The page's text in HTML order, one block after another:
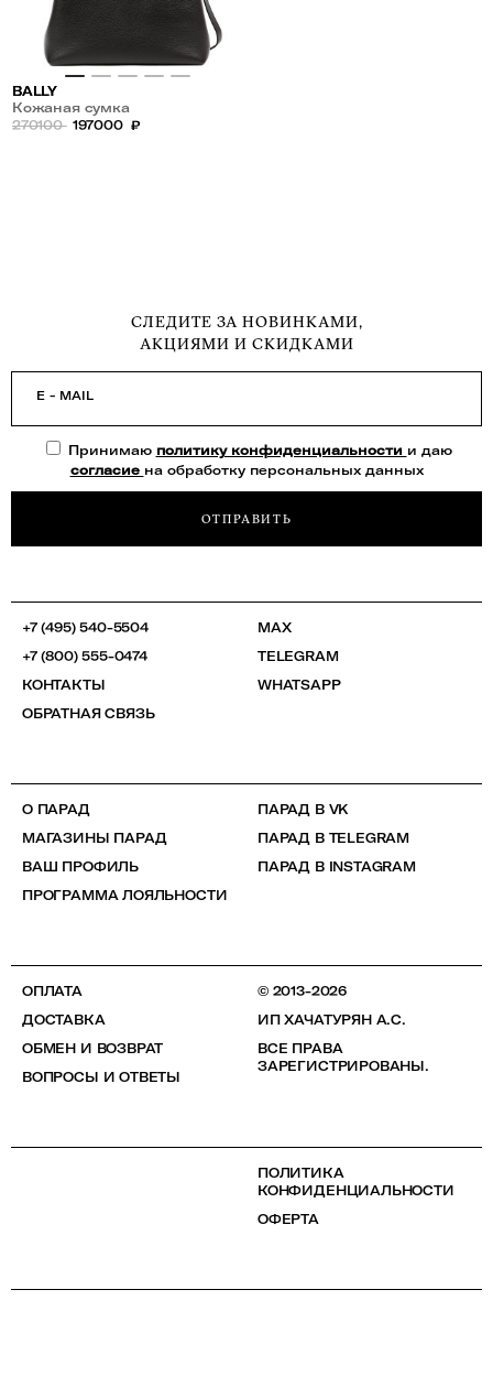
BALLY
Кожаная сумка
270100 197000 ₽
СЛЕДИТЕ ЗА НОВИНКАМИ,
АКЦИЯМИ И СКИДКАМИ
E - MAIL
Принимаю политику конфиденциальности и даю
согласие на обработку персональных данных
ОТПРАВИТЬ
+7 (495) 540-5504
+7 (800) 555-0474
КОНТАКТЫ
ОБРАТНАЯ СВЯЗЬ
MAX
TELEGRAM
WHATSAPP
О ПАРАД
МАГАЗИНЫ ПАРАД
ВАШ ПРОФИЛЬ
ПРОГРАММА ЛОЯЛЬНОСТИ
ПАРАД В VK
ПАРАД В TELEGRAM
ПАРАД В INSTAGRAM
ОПЛАТА
ДОСТАВКА
ОБМЕН И ВОЗВРАТ
ВОПРОСЫ И ОТВЕТЫ
© 2013-2026
ИП ХАЧАТУРЯН А.С.
ВСЕ ПРАВА
ЗАРЕГИСТРИРОВАНЫ.
ПОЛИТИКА
КОНФИДЕНЦИАЛЬНОСТИ
ОФЕРТА